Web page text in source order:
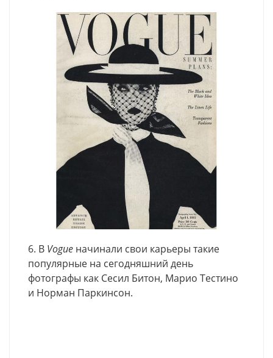
6. В Vogue начинали свои карьеры такие
популярные на сегодняшний день
фотографы как Сесил Битон, Марио Тестино
и Норман Паркинсон.